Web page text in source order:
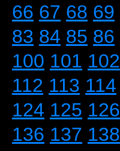
66 67 68 69
83 84 85 86
100 101 102
112 113 114
124 125 126
136 137 138